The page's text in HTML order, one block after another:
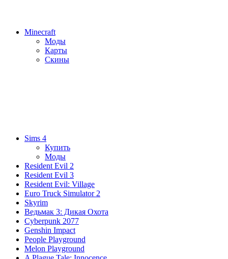
Minecraft
Моды
Карты
Скины
Sims 4
Купить
Моды
Resident Evil 2
Resident Evil 3
Resident Evil: Village
Euro Truck Simulator 2
Skyrim
Ведьмак 3: Дикая Охота
Cyberpunk 2077
Genshin Impact
People Playground
Melon Playground